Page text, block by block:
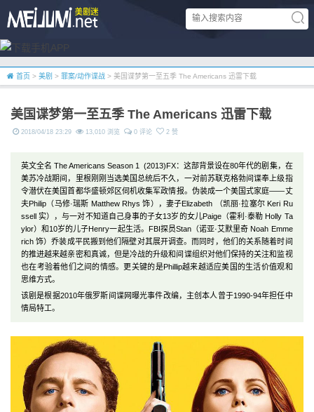
首页 > 美剧 > 罪案/动作谍战 > 美国谍梦第一至五季 The Americans 迅雷下载
美国谍梦第一至五季 The Americans 迅雷下载
2018/04/18 23:29 13,010 浏览 0 评论 2 赞
英文全名 The Americans Season 1 (2013)FX：这部背景设在80年代的剧集，在
美苏冷战期间，里根刚刚当选美国总统后不久，一对前苏联克格勃间谍奉上级指
令潜伏在美国首都华盛顿郊区伺机收集军政情报。伪装成一个美国式家庭——丈
夫Philip（马修·瑞斯 Matthew Rhys 饰），妻子Elizabeth （凯丽·拉塞尔 Keri Ru
ssell 实），与一对不知道自己身事的子女13岁的女儿Paige（霍利·泰勒 Holly Ta
ylor）和10岁的儿子Henry一起生活。FBI探员Stan（诺亚·艾默里奇 Noah Emme
rich 饰）乔装成平民搬到他们隔壁对其展开调查。而同时，他们的关系随着时间
的推进越来越亲密和真诚，但是冷战的升级和间谍组织对他们保持的关注和监视
也在考验着他们之间的情感。更关键的是Phillip越来越适应美国的生活价值观和
思维方式。
该剧是根据2010年俄罗斯间谍网曝光事件改编，主创本人曾于1990-94年担任中
情局特工。